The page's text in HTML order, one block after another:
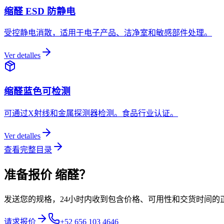
缩醛 ESD 防静电
受控静电消散，适用于电子产品、洁净室和敏感部件处理。
Ver detalles
缩醛蓝色可检测
可通过X射线和金属探测器检测。食品行业认证。
Ver detalles
查看完整目录
准备报价 缩醛？
发送您的规格，24小时内收到包含价格、可用性和交货时间的
请求报价 +52 656 103 4646